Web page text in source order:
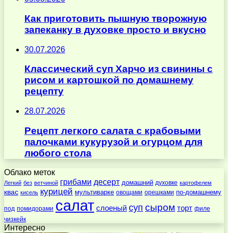
Как приготовить пышную творожную
запеканку в духовке просто и вкусно
30.07.2026
Классический суп Харчо из свинины с
рисом и картошкой по домашнему
рецепту
28.07.2026
Рецепт легкого салата с крабовыми
палочками кукурузой и огурцом для
любого стола
Облако меток
Легкий без ветчиной грибами десерт домашний духовке картофелем
квас кисель курицей мультиварке овощами орешками по-домашнему
под помидорами салат слоеный суп сыром торт филе
чизкейк
Интересно